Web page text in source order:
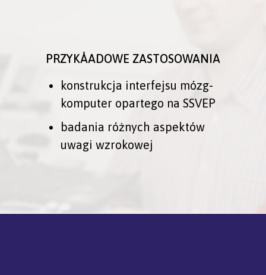
PRZYKÅADOWE ZASTOSOWANIA
konstrukcja interfejsu mózg-
komputer opartego na SSVEP
badania różnych aspektów
uwagi wzrokowej